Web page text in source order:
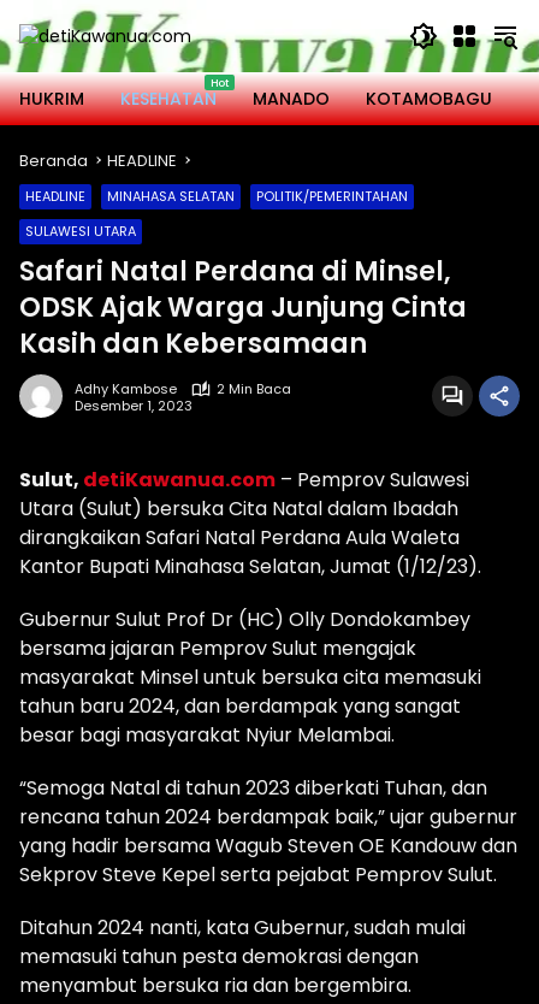
Langsung
ke
konten
HUKRIM
KESEHATAN MANADO KOTAMOBAGU
Beranda HEADLINE
HEADLINE MINAHASA SELATAN
POLITIK/PEMERINTAHAN
SULAWESI UTARA
Safari Natal Perdana di Minsel,
ODSK Ajak Warga Junjung Cinta
Kasih dan Kebersamaan
Adhy Kambose
2 Min Baca
Desember 1, 2023
Sulut, detiKawanua.com – Pemprov Sulawesi
Utara (Sulut) bersuka Cita Natal dalam Ibadah
dirangkaikan Safari Natal Perdana Aula Waleta
Kantor Bupati Minahasa Selatan, Jumat (1/12/23).
Gubernur Sulut Prof Dr (HC) Olly Dondokambey
bersama jajaran Pemprov Sulut mengajak
masyarakat Minsel untuk bersuka cita memasuki
tahun baru 2024, dan berdampak yang sangat
besar bagi masyarakat Nyiur Melambai.
“Semoga Natal di tahun 2023 diberkati Tuhan, dan
rencana tahun 2024 berdampak baik,” ujar gubernur
yang hadir bersama Wagub Steven OE Kandouw dan
Sekprov Steve Kepel serta pejabat Pemprov Sulut.
Ditahun 2024 nanti, kata Gubernur, sudah mulai
memasuki tahun pesta demokrasi dengan
menyambut bersuka ria dan bergembira.